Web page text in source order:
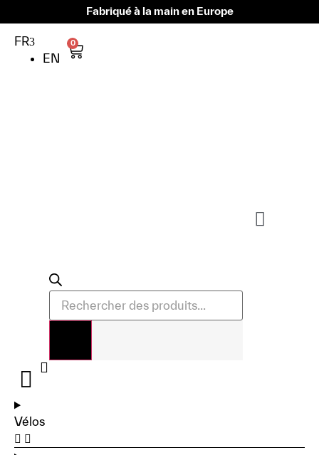
Fabriqué à la main en Europe
FR
EN
0
Vélos